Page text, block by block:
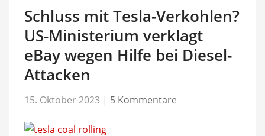
Schluss mit Tesla-Verkohlen?
US-Ministerium verklagt
eBay wegen Hilfe bei Diesel-
Attacken
15. Oktober 2023 | 5 Kommentare